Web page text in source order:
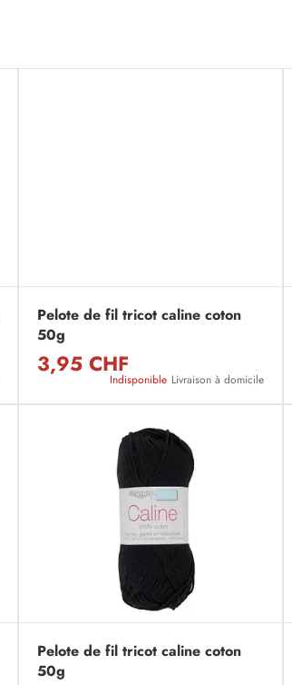
Pelote de fil tricot caline coton
50g
3,95 CHF
Indisponible Livraison à domicile
Pelote de fil tricot caline coton
50g